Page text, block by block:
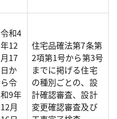
令和4
年12
月17
日か
ら令
和9年
12月
住宅品確法第7条第
2項第1号から第3号
までに掲げる住宅
の種別ごとの、設
計確認審査、設計
変更確認審査及び